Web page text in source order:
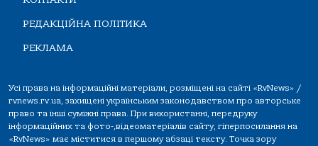
РЕДАКЦІЙНА ПОЛІТИКА
РЕКЛАМА
Усі права на інформаційні матеріали, розміщені на сайті «RvNews» /
rvnews.rv.ua, захищені українським законодавством про авторське
право та інші суміжні права. При використанні, передруку
інформаційних та фото-,відеоматеріалів сайту, гіперпосилання на
«RvNews» має міститися в першому абзаці тексту. Точка зору